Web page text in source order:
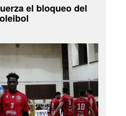
el bloqueo del